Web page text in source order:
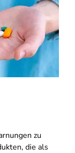
zu
die als